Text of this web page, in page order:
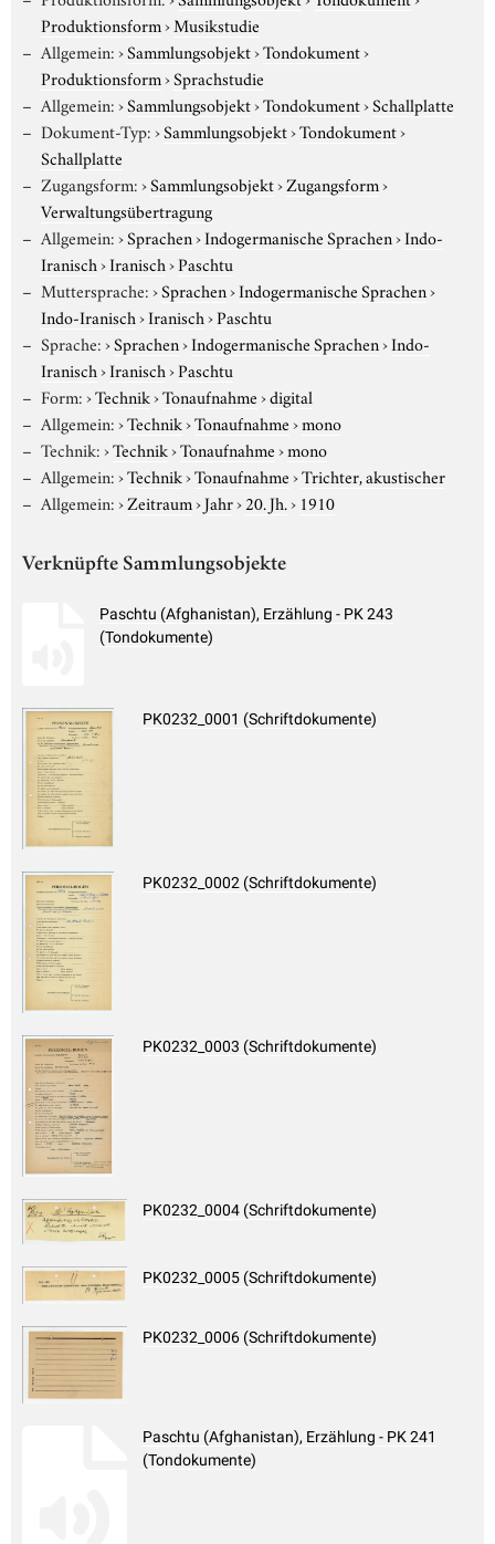
Produktionsform›Musikstudie
Allgemein:›Sammlungsobjekt›Tondokument›
Produktionsform›Sprachstudie
Allgemein:›Sammlungsobjekt›Tondokument›Schallplatte
Dokument-Typ:›Sammlungsobjekt›Tondokument›
Schallplatte
Zugangsform:›Sammlungsobjekt›Zugangsform›
Verwaltungsübertragung
Allgemein:›Sprachen›Indogermanische Sprachen›Indo-
Iranisch›Iranisch›Paschtu
Muttersprache:›Sprachen›Indogermanische Sprachen›
Indo-Iranisch›Iranisch›Paschtu
Sprache:›Sprachen›Indogermanische Sprachen›Indo-
Iranisch›Iranisch›Paschtu
Form:›Technik›Tonaufnahme›digital
Allgemein:›Technik›Tonaufnahme›mono
Technik:›Technik›Tonaufnahme›mono
Allgemein:›Technik›Tonaufnahme›Trichter, akustischer
Allgemein:›Zeitraum›Jahr›20. Jh.› 1910
Verknüpfte Sammlungsobjekte
Paschtu (Afghanistan), Erzählung - PK 243
(Tondokumente)
PK0232_0001 (Schriftdokumente)
PK0232_0002 (Schriftdokumente)
PK0232_0003 (Schriftdokumente)
PK0232_0004 (Schriftdokumente)
PK0232_0005 (Schriftdokumente)
PK0232_0006 (Schriftdokumente)
Paschtu (Afghanistan), Erzählung - PK 241
(Tondokumente)